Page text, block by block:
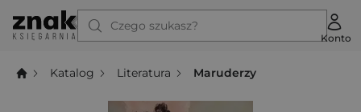
Czego szukasz?
Konto
Katalog Literatura Maruderzy